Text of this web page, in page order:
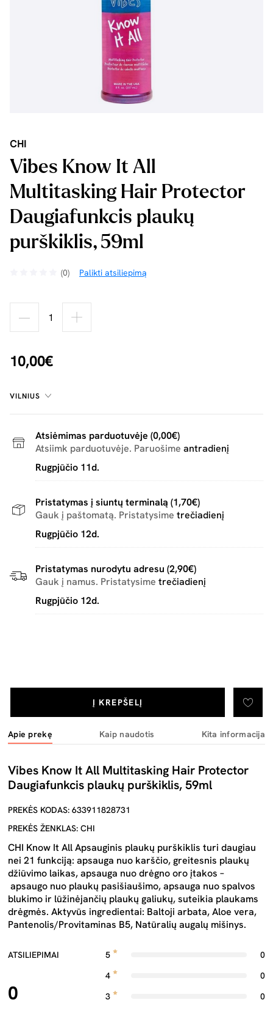
CHI
Vibes Know It All
Multitasking Hair Protector
Daugiafunkcis plaukų
purškiklis, 59ml
(0) Palikti atsiliepimą
10,00€
Į KREPŠELĮ
VILNIUS
Atsiėmimas parduotuvėje (0,00€)
Atsiimk parduotuvėje. Paruošime antradienį
Rugpjūčio 11d.
Pristatymas į siuntų terminalą (1,70€)
Gauk į paštomatą. Pristatysime trečiadienį
Rugpjūčio 12d.
Pristatymas nurodytu adresu (2,90€)
Gauk į namus. Pristatysime trečiadienį
Rugpjūčio 12d.
Apie prekę Kaip naudotis Kita informacija
Vibes Know It All Multitasking Hair Protector
Daugiafunkcis plaukų purškiklis, 59ml
PREKĖS KODAS: 633911828731
PREKĖS ŽENKLAS: CHI
CHI Know It All Apsauginis plaukų purškiklis turi daugiau
nei 21 funkciją: apsauga nuo karščio, greitesnis plaukų
džiūvimo laikas, apsauga nuo drėgno oro įtakos –
apsaugo nuo plaukų pasišiaušimo, apsauga nuo spalvos
blukimo ir lūžinėjančių plaukų galiukų, suteikia plaukams
drėgmės. Aktyvūs ingredientai: Baltoji arbata, Aloe vera,
Pantenolis/Provitaminas B5, Natūralių augalų mišinys.
ATSILIEPIMAI
0
5
0
4
0
3
0